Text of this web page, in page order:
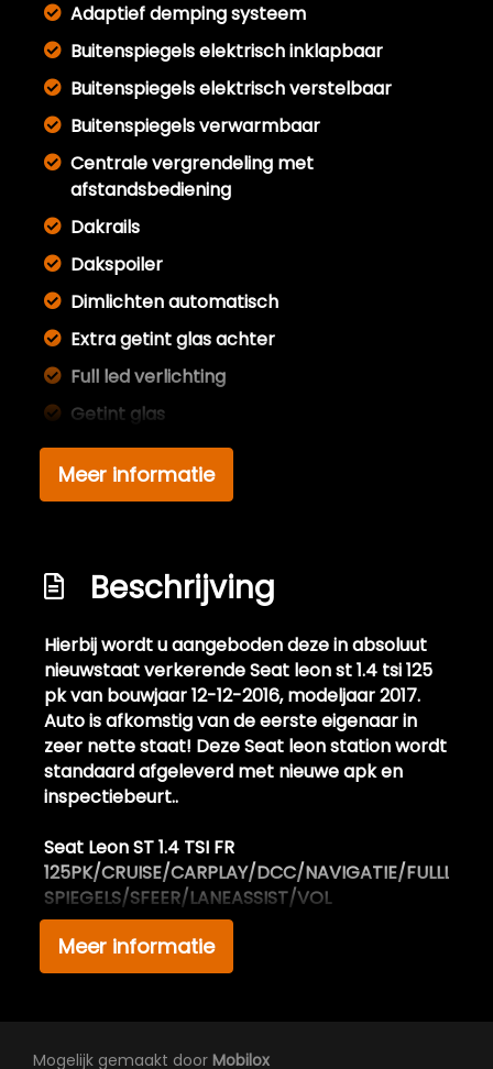
Adaptief demping systeem
Buitenspiegels elektrisch inklapbaar
Buitenspiegels elektrisch verstelbaar
Buitenspiegels verwarmbaar
Centrale vergrendeling met
afstandsbediening
Dakrails
Dakspoiler
Dimlichten automatisch
Extra getint glas achter
Full led verlichting
Getint glas
Led achterlichten
Led dagrijverlichting
Metaalkleur
Side-skirts
Spiegels elektrisch inklapbaar
Sportonderstel
Sportvelgen
Xenon verlichting
Interieur
Achterbank in delen neerklapbaar
Airco automatisch
Armsteun achter
Meer informatie
Beschrijving
Hierbij wordt u aangeboden deze in absoluut
nieuwstaat verkerende Seat leon st 1.4 tsi 125
pk van bouwjaar 12-12-2016, modeljaar 2017.
Auto is afkomstig van de eerste eigenaar in
zeer nette staat! Deze Seat leon station wordt
standaard afgeleverd met nieuwe apk en
inspectiebeurt..
Seat Leon ST 1.4 TSI FR
125PK/CRUISE/CARPLAY/DCC/NAVIGATIE/FULLLINK/
SPIEGELS/SFEER/LANEASSIST/VOL
Extra informatie:
Deze in nieuwstaat verkerende Seat leon
1e eigenaar, en bezit over 2 dikke kap sleutels,
Meer informatie
Mogelijk gemaakt door Mobilox